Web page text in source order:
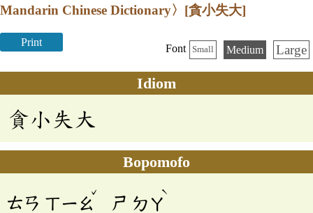
Mandarin Chinese Dictionary〉 [貪小失大]
Print
Font Small Medium Large
Idiom
貪小失大
Bopomofo
ㄊㄢ ㄒㄧㄠ
ˇ
ㄕ ㄉㄚ
ˋ